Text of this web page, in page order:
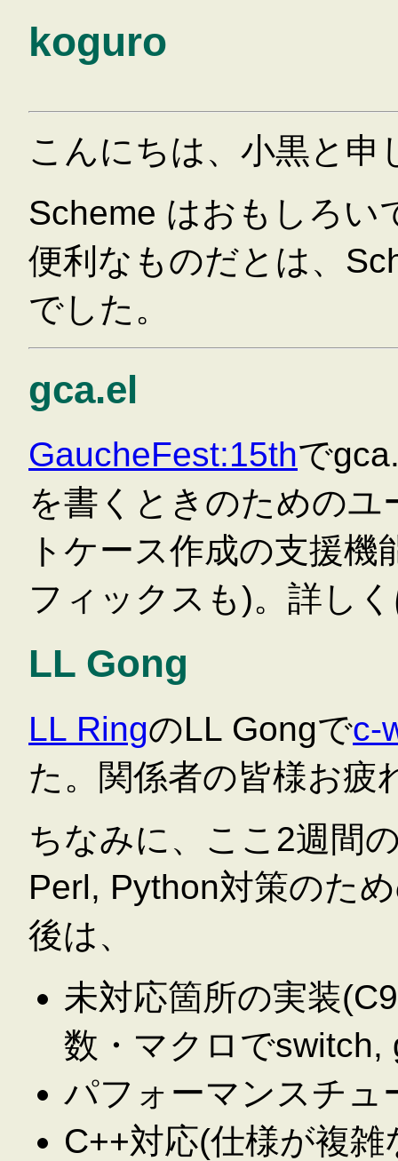
koguro
こんにちは、小黒と申
Scheme はおもしろい
便利なものだとは、
でした。
gca.el
GaucheFest:15thで
を書くときのための
トケース作成の支援
フィックスも)。詳し
LL Gong
LL RingのLL Gongでc-
た。関係者の皆様お疲
ちなみに、ここ2週間
Perl, Python対策のた
後は、
未対応箇所の実装
数・マクロでswitch,
パフォーマンスチュ
C++対応(仕様が複